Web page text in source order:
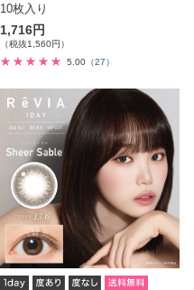
10枚入り
1,716円
（税抜1,560円）
5.00 （27）